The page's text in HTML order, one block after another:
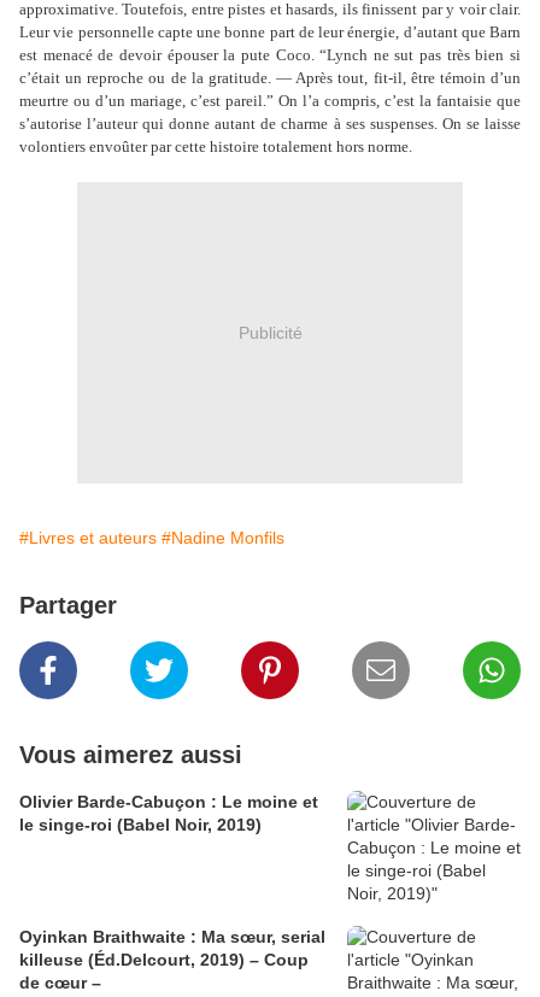
approximative. Toutefois, entre pistes et hasards, ils finissent par y voir clair.
Leur vie personnelle capte une bonne part de leur énergie, d’autant que Barn
est menacé de devoir épouser la pute Coco. “Lynch ne sut pas très bien si
c’était un reproche ou de la gratitude. ― Après tout, fit-il, être témoin d’un
meurtre ou d’un mariage, c’est pareil.” On l’a compris, c’est la fantaisie que
s’autorise l’auteur qui donne autant de charme à ses suspenses. On se laisse
volontiers envoûter par cette histoire totalement hors norme.
Publicité
#Livres et auteurs #Nadine Monfils
Partager
Vous aimerez aussi
Olivier Barde-Cabuçon : Le moine et
le singe-roi (Babel Noir, 2019)
Oyinkan Braithwaite : Ma sœur, serial
killeuse (Éd.Delcourt, 2019) – Coup
de cœur –